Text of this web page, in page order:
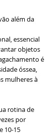
além da
essencial
objetos
é
óssea,
mulheres à
rotina de
por
10-15